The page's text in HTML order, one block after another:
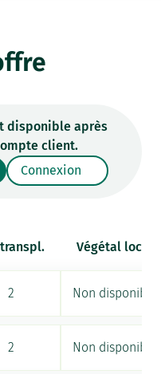
disponible après
client.
Connexion
Végétal local
2 Non disponible
2 Non disponible